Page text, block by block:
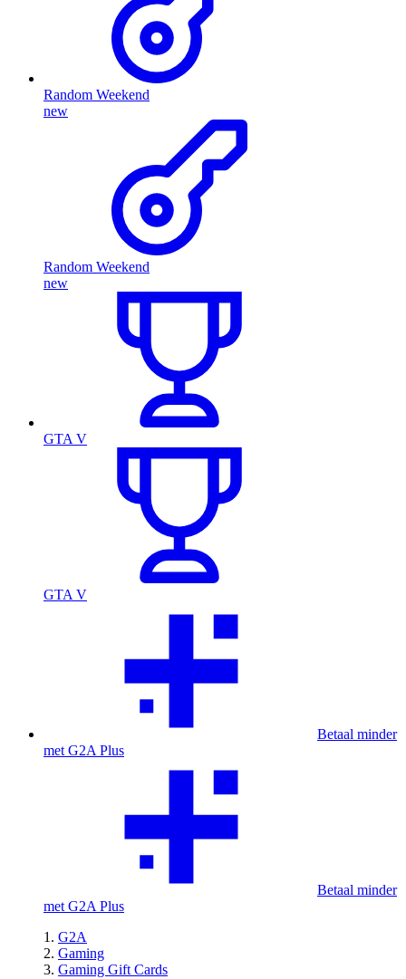
Random Weekend
new
Random Weekend
new
GTA V
GTA V
Betaal minder
met G2A Plus
Betaal minder
met G2A Plus
G2A
Gaming
Gaming Gift Cards